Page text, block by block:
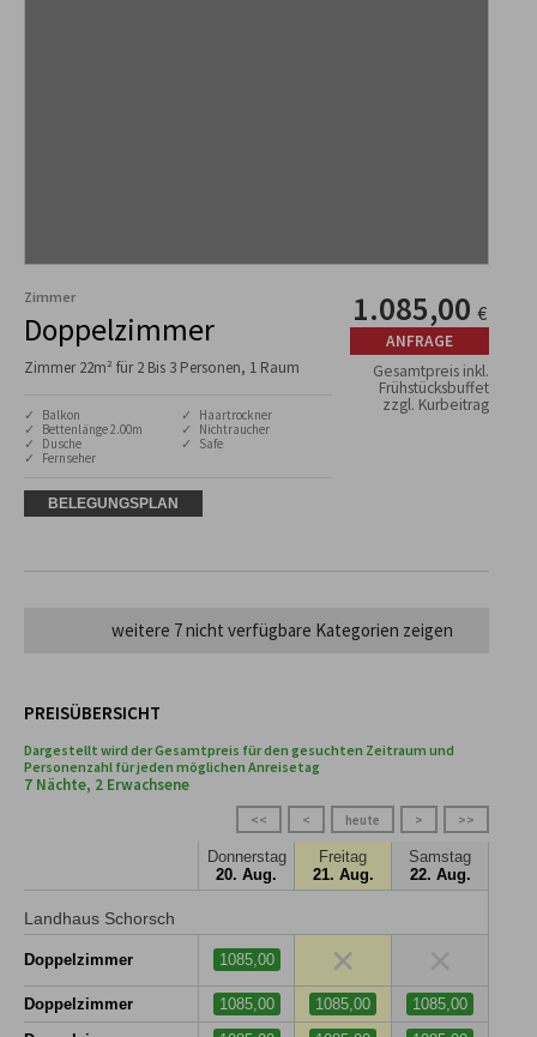
Zimmer
Doppelzimmer
Zimmer 22m² für 2 Bis 3 Personen, 1 Raum
✓ Balkon
✓ Bettenlänge 2.00m
✓ Dusche
✓ Fernseher
✓ Haartrockner
✓ Nichtraucher
✓ Safe
1.085,00 €
ANFRAGE
Gesamtpreis inkl.
Frühstücksbuffet
zzgl. Kurbeitrag
BELEGUNGSPLAN
weitere 7 nicht verfügbare Kategorien zeigen
PREISÜBERSICHT
Dargestellt wird der Gesamtpreis für den gesuchten Zeitraum und
Personenzahl für jeden möglichen Anreisetag
7 Nächte, 2 Erwachsene
>>
>
heute
<
<<
Donnerstag
20. Aug.
Freitag
21. Aug.
Samstag
22. Aug.
Landhaus Schorsch
Doppelzimmer 1085,00 ×
Doppelzimmer 1085,00 1085,00
1085,00